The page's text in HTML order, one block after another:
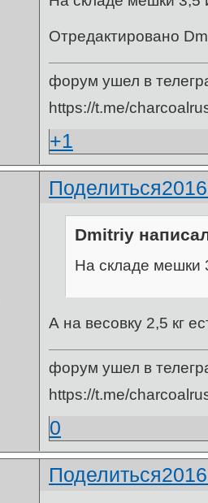
Отредактировано
форум ушел в
https://t.me/
+1
Поделиться
Dmitriy
На складе мешки
А на весовку 2,5 кг
форум ушел в
https://t.me/
0
Поделиться